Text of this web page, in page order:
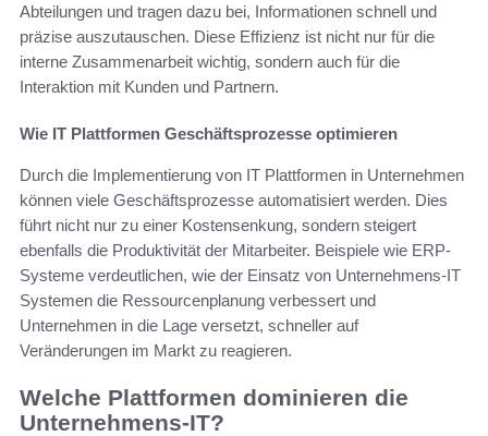
Abteilungen und tragen dazu bei, Informationen schnell und
präzise auszutauschen. Diese Effizienz ist nicht nur für die
interne Zusammenarbeit wichtig, sondern auch für die
Interaktion mit Kunden und Partnern.
Wie IT Plattformen Geschäftsprozesse optimieren
Durch die Implementierung von IT Plattformen in Unternehmen
können viele Geschäftsprozesse automatisiert werden. Dies
führt nicht nur zu einer Kostensenkung, sondern steigert
ebenfalls die Produktivität der Mitarbeiter. Beispiele wie ERP-
Systeme verdeutlichen, wie der Einsatz von Unternehmens-IT
Systemen die Ressourcenplanung verbessert und
Unternehmen in die Lage versetzt, schneller auf
Veränderungen im Markt zu reagieren.
Welche Plattformen dominieren die
Unternehmens-IT?